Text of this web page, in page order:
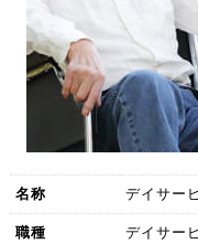
名称 デイサー
職種
デイサー